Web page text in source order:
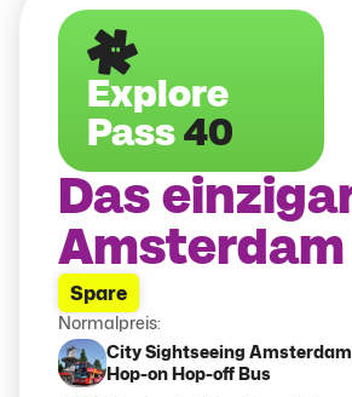
Explore
Pass 40
Das
Amsterdam
Spare
Normalpreis:
City Sightseeing Amsterdam
Hop-on Hop-off Bus